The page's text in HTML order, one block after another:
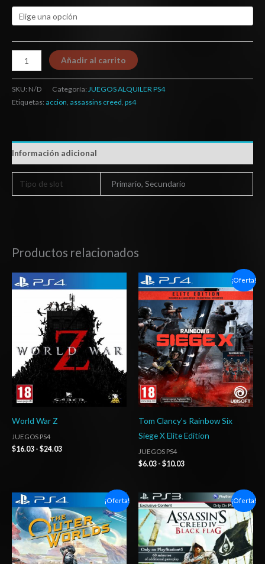
Añadir al carrito
SKU: N/D Categoría: JUEGOS ALQUILER PS4
Etiquetas: accion, assassins creed, ps4
Información adicional
Tipo de slot Primario, Secundario
Productos relacionados
World War Z
JUEGOS PS4
$16.03 - $24.03
de
precios:
desde
$16.03
hasta
$24.03
¡Oferta!
Tom Clancy’s Rainbow Six
Siege X Elite Edition
JUEGOS PS4
$6.03 - $10.03
Rango
de
precios:
desde
$6.03
hasta
$10.03
¡Oferta!
Rango
de
precios:
desde
$10.03
hasta
$15.03
¡Oferta!
El
precio
original
era:
$16.13.
El
precio
actual
es:
$4.03.